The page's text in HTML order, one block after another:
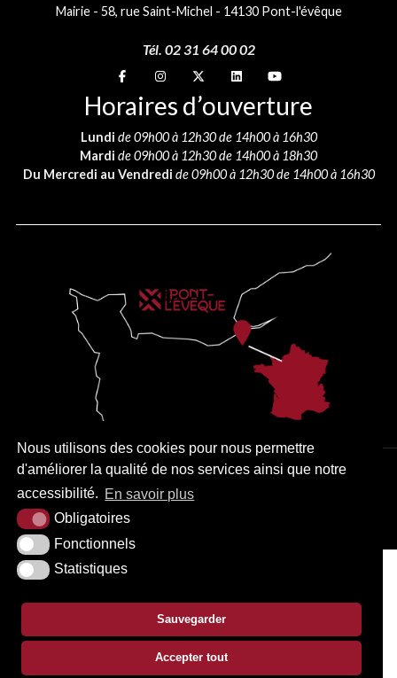
Nous utilisons des cookies pour nous permettre
d'améliorer la qualité de nos services ainsi que notre
accessibilité. En savoir plus
Obligatoires
Fonctionnels
Statistiques
Sauvegarder
Accepter tout
Mairie - 58, rue Saint-Michel - 14130 Pont-l'évêque
Tél. 02 31 64 00 02
Suivez-nous sur
Suivez-nous sur
Suivez-nous sur
Suivez-nous sur
Suivez-nous sur
Horaires d’ouverture
Lundi de 09h00 à 12h30 de 14h00 à 16h30
Mardi de 09h00 à 12h30 de 14h00 à 18h30
Du Mercredi au Vendredi de 09h00 à 12h30 de 14h00 à 16h30
PLAN DU SITE MENTIONS LÉGALES ACCESSIBILITÉ